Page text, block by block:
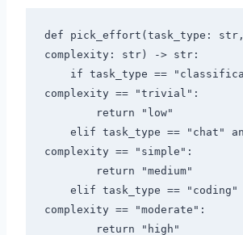
def pick_effort(task_type: str,
complexity: str) -> str:
complexity == "trivial":
complexity == "simple":
complexity == "moderate":